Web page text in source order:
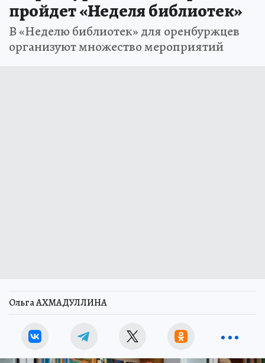
пройдет «Неделя библиотек»
В «Неделю библиотек» для оренбуржцев
организуют множество мероприятий
Ольга АХМАДУЛЛИНА